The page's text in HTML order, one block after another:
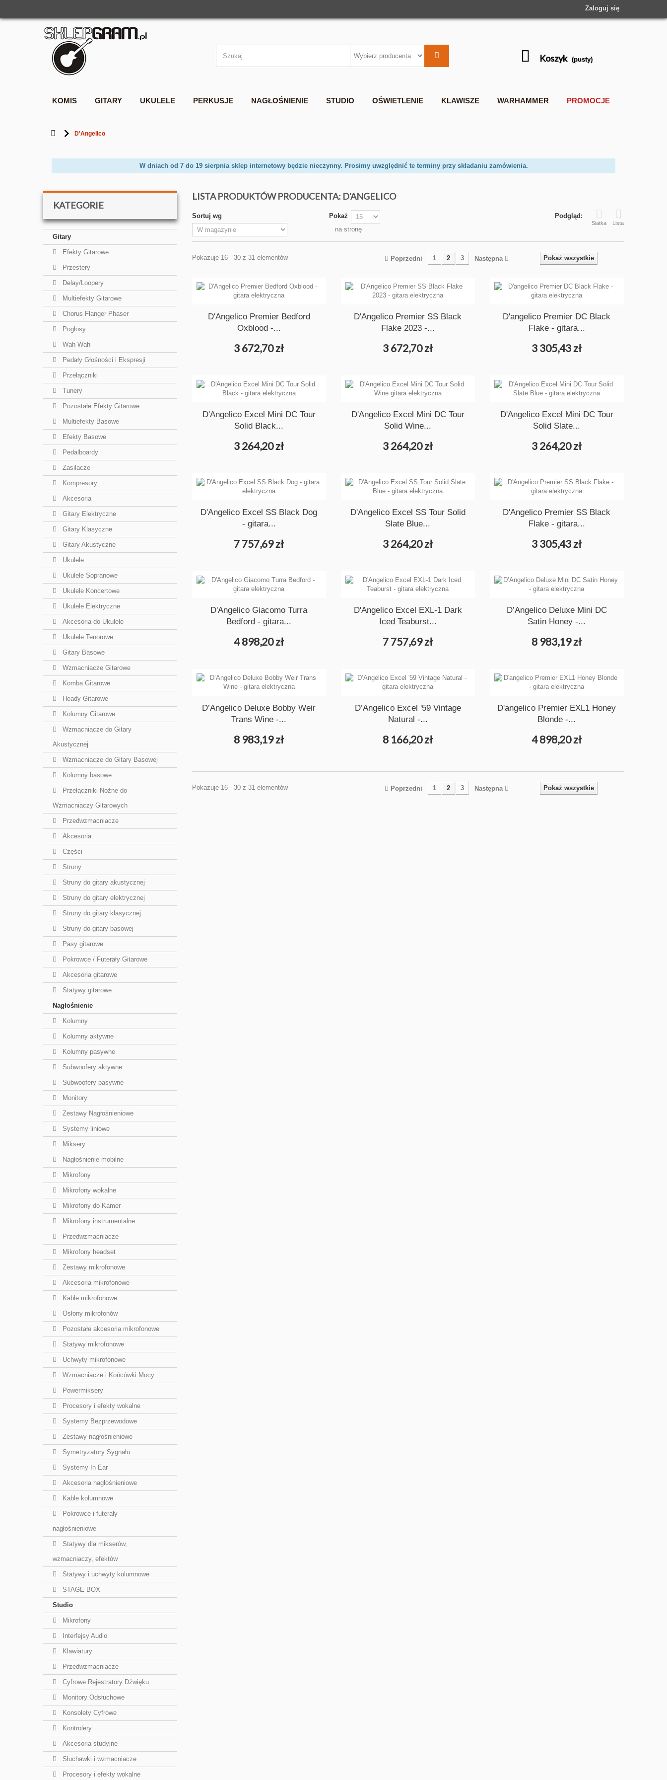
Zaloguj się
Koszyk (pusty)
KOMIS GITARY UKULELE PERKUSJE NAGŁOŚNIENIE STUDIO OŚWIETLENIE KLAWISZE WARHAMMER PROMOCJE
D'Angelico
W dniach od 7 do 19 sierpnia sklep internetowy będzie nieczynny. Prosimy uwzględnić te terminy przy składaniu zamówienia.
KATEGORIE
Gitary
Efekty Gitarowe
Przestery
Delay/Loopery
Multiefekty Gitarowe
Chorus Flanger Phaser
Pogłosy
Wah Wah
Pedały Głośności i Ekspresji
Przełączniki
Tunery
Pozostałe Efekty Gitarowe
Multiefekty Basowe
Efekty Basowe
Pedalboardy
Zasilacze
Kompresory
Akcesoria
Gitary Elektryczne
Gitary Klasyczne
Gitary Akustyczne
Ukulele
Ukulele Sopranowe
Ukulele Koncertowe
Ukulele Elektryczne
Akcesoria do Ukulele
Ukulele Tenorowe
Gitary Basowe
Wzmacniacze Gitarowe
Komba Gitarowe
Heady Gitarowe
Kolumny Gitarowe
Wzmacniacze do Gitary
Akustycznej
Wzmacniacze do Gitary Basowej
Kolumny basowe
Przełączniki Nożne do
Wzmacniaczy Gitarowych
Przedwzmacniacze
Akcesoria
Części
Struny
Struny do gitary akustycznej
Struny do gitary elektrycznej
Struny do gitary klasycznej
Struny do gitary basowej
Pasy gitarowe
Pokrowce / Futerały Gitarowe
Akcesoria gitarowe
Statywy gitarowe
Nagłośnienie
Kolumny
Kolumny aktywne
Kolumny pasywne
Subwoofery aktywne
Subwoofery pasywne
Monitory
Zestawy Nagłośnieniowe
Systemy liniowe
Miksery
Nagłośnienie mobilne
Mikrofony
Mikrofony wokalne
Mikrofony do Kamer
Mikrofony instrumentalne
Przedwzmacniacze
Mikrofony headset
Zestawy mikrofonowe
Akcesoria mikrofonowe
Kable mikrofonowe
Osłony mikrofonów
Pozostałe akcesoria mikrofonowe
Statywy mikrofonowe
Uchwyty mikrofonowe
Wzmacniacze i Końcówki Mocy
Powermiksery
Procesory i efekty wokalne
Systemy Bezprzewodowe
Zestawy nagłośnieniowe
Symetryzatory Sygnału
Systemy In Ear
Akcesoria nagłośnieniowe
Kable kolumnowe
Pokrowce i futerały
nagłośnieniowe
Statywy dla mikserów,
wzmacniaczy, efektów
Statywy i uchwyty kolumnowe
STAGE BOX
Studio
Mikrofony
Interfejsy Audio
Klawiatury
Przedwzmacniacze
Cyfrowe Rejestratory Dźwięku
Monitory Odsłuchowe
Konsolety Cyfrowe
Kontrolery
Akcesoria studyjne
Słuchawki i wzmacniacze
Procesory i efekty wokalne
LISTA PRODUKTÓW PRODUCENTA: D'ANGELICO
Podgląd:
Siatka Lista
Sortuj wg
Pokaż
na stronę
Pokaż wszystkie
Poprzedni 1 2 3 Następna
Pokazuje 16 - 30 z 31 elementów
D'Angelico Premier Bedford
Oxblood -...
3 672,70 zł
D'Angelico Premier SS Black
Flake 2023 -...
3 672,70 zł
D'angelico Premier DC Black
Flake - gitara...
3 305,43 zł
D'Angelico Excel Mini DC Tour
Solid Black...
3 264,20 zł
D'Angelico Excel Mini DC Tour
Solid Wine...
3 264,20 zł
D'Angelico Excel Mini DC Tour
Solid Slate...
3 264,20 zł
D'Angelico Excel SS Black Dog
- gitara...
7 757,69 zł
D'Angelico Excel SS Tour Solid
Slate Blue...
3 264,20 zł
D'Angelico Premier SS Black
Flake - gitara...
3 305,43 zł
D'Angelico Giacomo Turra
Bedford - gitara...
4 898,20 zł
D'Angelico Excel EXL-1 Dark
Iced Teaburst...
7 757,69 zł
D’Angelico Deluxe Mini DC
Satin Honey -...
8 983,19 zł
D’Angelico Deluxe Bobby Weir
Trans Wine -...
8 983,19 zł
D’Angelico Excel '59 Vintage
Natural -...
8 166,20 zł
D'angelico Premier EXL1 Honey
Blonde -...
4 898,20 zł
Pokaż wszystkie
Poprzedni 1 2 3 Następna
Pokazuje 16 - 30 z 31 elementów